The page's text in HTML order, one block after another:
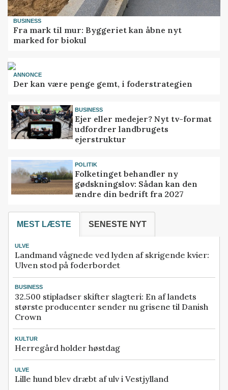
BUSINESS
Fra mark til mur: Byggeriet kan åbne nyt
marked for biokul
ANNONCE
Der kan være penge gemt, i foderstrategien
BUSINESS
Ejer eller medejer? Nyt tv-format
udfordrer landbrugets
ejerstruktur
POLITIK
Folketinget behandler ny
gødskningslov: Sådan kan den
ændre din bedrift fra 2027
MEST LÆSTE SENESTE NYT
ULVE
Landmand vågnede ved lyden af skrigende kvier:
Ulven stod på foderbordet
BUSINESS
32.500 stipladser skifter slagteri: En af landets
største producenter sender nu grisene til Danish
Crown
KULTUR
Herregård holder høstdag
ULVE
Lille hund blev dræbt af ulv i Vestjylland